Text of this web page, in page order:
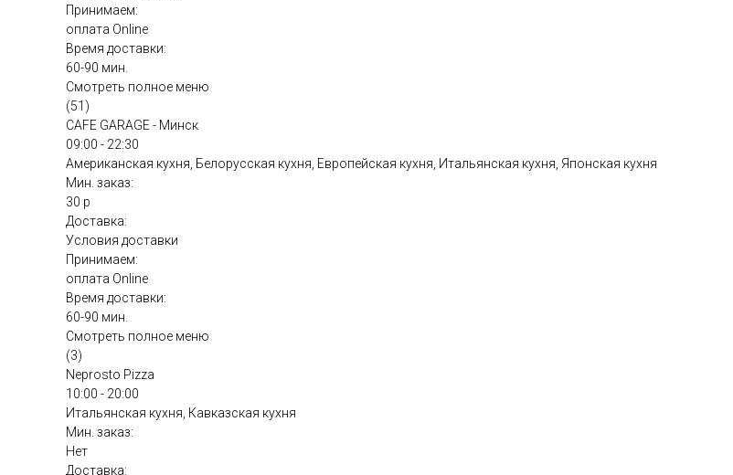
Принимаем:
оплата Online
Время доставки:
60-90 мин.
Смотреть полное меню
(51)
CAFE GARAGE - Минск
09:00 - 22:30
Американская кухня, Белорусская кухня, Европейская кухня, Итальянская кухня, Японская кухня
Мин. заказ:
30 р
Доставка:
Условия доставки
Принимаем:
оплата Online
Время доставки:
60-90 мин.
Смотреть полное меню
(3)
Neprosto Pizza
10:00 - 20:00
Итальянская кухня, Кавказская кухня
Мин. заказ:
Нет
Доставка: